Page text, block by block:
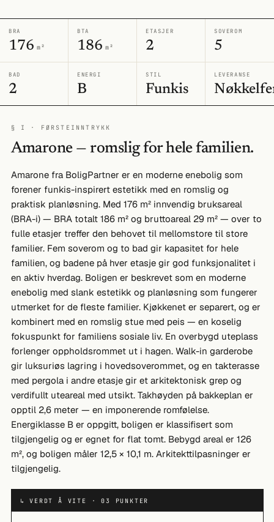
BRA
176 m²
BTA
186 m²
ETASJER
2
SOVEROM
5
BAD
2
ENERGI
B
STIL
Funkis
LEVERANSE
§ I · FØRSTEINNTRYKK
Amarone — romslig for hele familien.
Amarone fra BoligPartner er en moderne enebolig som
forener funkis-inspirert estetikk med en romslig og
praktisk planløsning. Med 176 m² innvendig bruksareal
(BRA-i) — BRA totalt 186 m² og bruttoareal 29 m² — over to
fulle etasjer treffer den behovet til mellomstore til store
familier. Fem soverom og to bad gir kapasitet for hele
familien, og badene på hver etasje gir god funksjonalitet i
en aktiv hverdag. Boligen er beskrevet som en moderne
enebolig med slank estetikk og planløsning som fungerer
utmerket for de fleste familier. Kjøkkenet er separert, og er
kombinert med en romslig stue med peis — en koselig
fokuspunkt for familiens sosiale liv. En overbygd uteplass
forlenger oppholdsrommet ut i hagen. Walk-in garderobe
gir luksuriøs lagring i hovedsoverommet, og en takterasse
med pergola i andre etasje gir et arkitektonisk grep og
verdifullt uteareal med utsikt. Takhøyden på bakkeplan er
opptil 2,6 meter — en imponerende romfølelse.
Energiklasse B er oppgitt, boligen er klassifisert som
tilgjengelig og er egnet for flat tomt. Bebygd areal er 126
m², og boligen måler 12,5 × 10,1 m. Arkitekttilpasninger er
tilgjengelig.
↳ VERDT Å VITE · 03 PUNKTER